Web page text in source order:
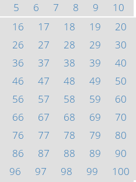
5 6 7 8 9
10
16 17 18 19
20
26 27 28 29
30
36 37 38 39
40
46 47 48 49
50
56 57 58 59
60
66 67 68 69
70
76 77 78 79
80
86 87 88 89
90
96 97 98 99
100